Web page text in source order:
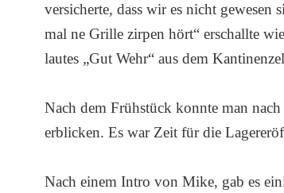
versicherte, dass wir es nicht
mal ne Grille zirpen hört“ erschallte
lautes „Gut Wehr“ aus dem
Nach dem Frühstück konnte man
erblicken. Es war Zeit für die
Nach einem Intro von Mike, gab es